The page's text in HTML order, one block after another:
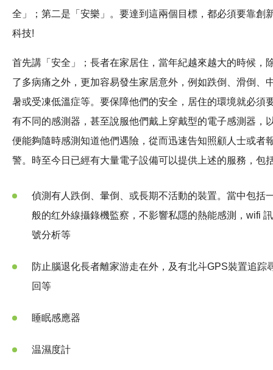
全」；第二是「安樂」。要達到這兩個目標，都必須要靠創
科技!
首先講「安全」；長者在家居住，當年紀越來越大的時候，
了多病痛之外，更加容易發生家居意外，例如跌倒、滑倒、
暑或受凍低溫症等。要保障他們的安全，居住的環境就必須
有不同的感測器，甚至說服他們戴上穿戴型的電子感測器，
便能夠隨時感測知道他們遇險，從而迅速告知照顧人士或者
警。時至今日已經有大量電子設備可以提供上述的服務，包
偵測有人跌倒、暈倒、或長期不活動的裝置。當中包括
般的红外線攝錄機監察，不影響私隱的熱能感測，wifi 訊
號分析等
防止腦退化長者離家游走在外，及有北斗GPS裝置追踪
回等
睡眠感應器
温濕度計